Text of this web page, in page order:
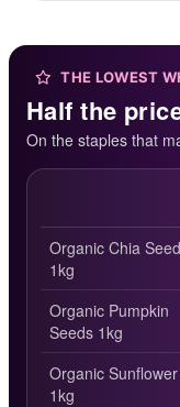
THE LOWEST
Half the
On the staples that
Organic Chia
1kg
Organic Pumpkin
Seeds 1kg
Organic Sunflower
1kg